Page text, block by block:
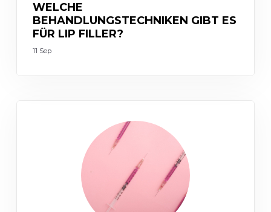
WELCHE
BEHANDLUNGSTECHNIKEN GIBT ES
FÜR LIP FILLER?
11 Sep